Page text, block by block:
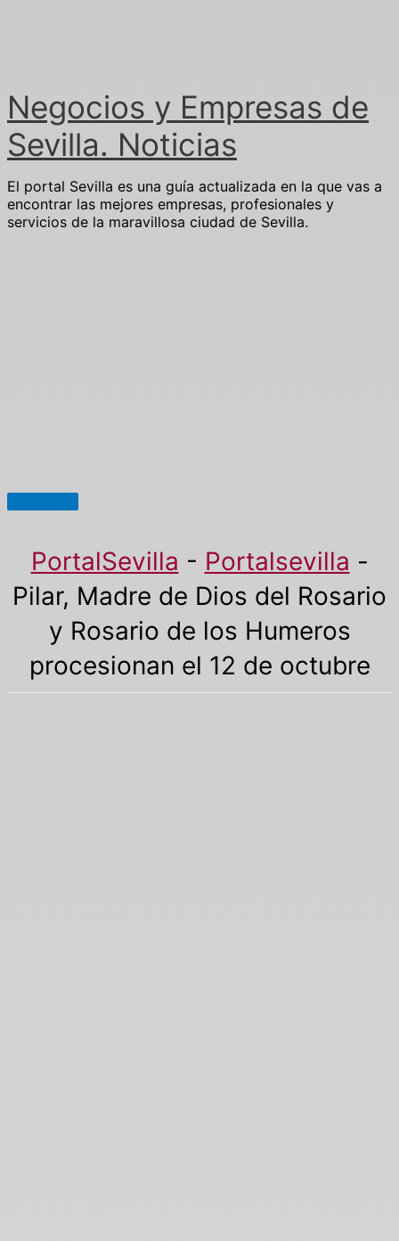
Negocios y Empresas de
Sevilla. Noticias
El portal Sevilla es una guía actualizada en la que vas a
encontrar las mejores empresas, profesionales y
servicios de la maravillosa ciudad de Sevilla.
Menú
PortalSevilla - Portalsevilla -
Pilar, Madre de Dios del Rosario
y Rosario de los Humeros
procesionan el 12 de octubre